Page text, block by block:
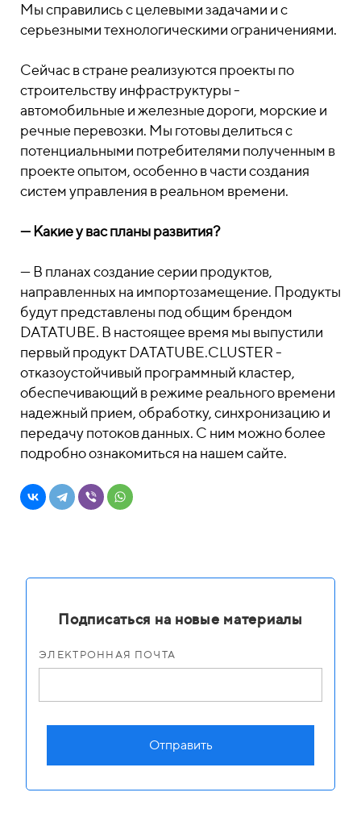
Мы справились с целевыми задачами и с
серьезными технологическими ограничениями.
Сейчас в стране реализуются проекты по
строительству инфраструктуры -
автомобильные и железные дороги, морские и
речные перевозки. Мы готовы делиться с
потенциальными потребителями полученным в
проекте опытом, особенно в части создания
систем управления в реальном времени.
— Какие у вас планы развития?
— В планах создание серии продуктов,
направленных на импортозамещение. Продукты
будут представлены под общим брендом
DATATUBE. В настоящее время мы выпустили
первый продукт DATATUBE.CLUSTER -
отказоустойчивый программный кластер,
обеспечивающий в режиме реального времени
надежный прием, обработку, синхронизацию и
передачу потоков данных. С ним можно более
подробно ознакомиться на нашем сайте.
Подписаться на новые материалы
ЭЛЕКТРОННАЯ ПОЧТА
Отправить